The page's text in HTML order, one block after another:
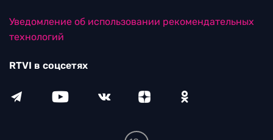
Уведомление об использовании рекомендательных
технологий
RTVI в соцсетях